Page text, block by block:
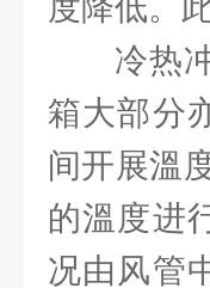
度降低。
冷热
箱大部分
间开展溫
的溫度进
况由风管